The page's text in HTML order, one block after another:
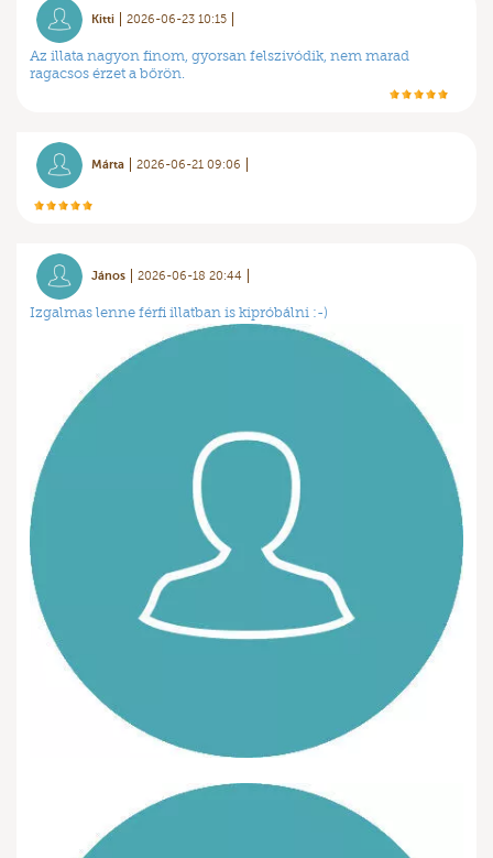
Kitti 2026-06-23 10:15
Az illata nagyon finom, gyorsan felszivódik, nem marad
ragacsos érzet a bőrön.
Márta 2026-06-21 09:06
János 2026-06-18 20:44
Izgalmas lenne férfi illatban is kipróbálni :-)